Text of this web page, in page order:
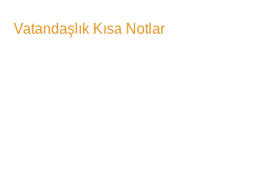
Vatandaşlık Kısa Notlar